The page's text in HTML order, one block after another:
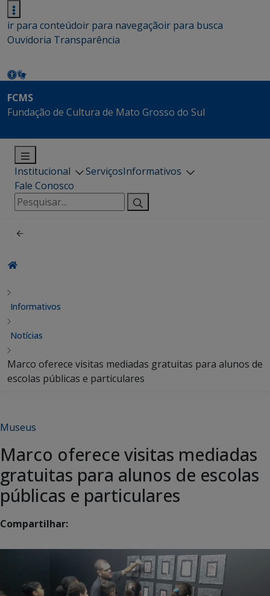
ir para conteúdoir para navegaçãoir para busca
Ouvidoria Transparência
FCMS
Fundação de Cultura de Mato Grosso do Sul
Institucional ServiçosInformativos
Fale Conosco
Pesquisar
por:
Informativos
Notícias
Marco oferece visitas mediadas gratuitas para alunos de
escolas públicas e particulares
Museus
Marco oferece visitas mediadas
gratuitas para alunos de escolas
públicas e particulares
Compartilhar: